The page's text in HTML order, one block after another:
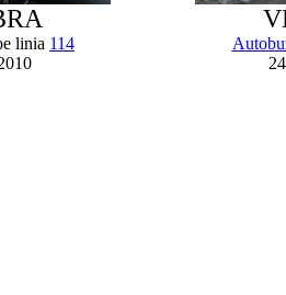
linia 114